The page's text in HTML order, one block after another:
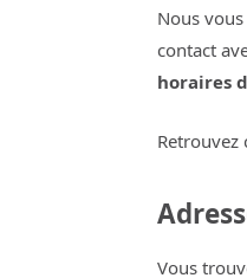
Nous
contact
horaires
Vous